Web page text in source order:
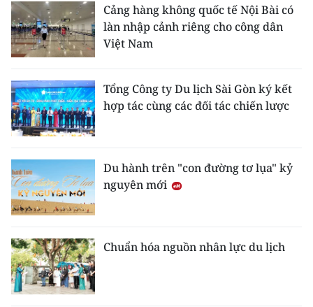
Cảng hàng không quốc tế Nội Bài có
làn nhập cảnh riêng cho công dân
Việt Nam
Tổng Công ty Du lịch Sài Gòn ký kết
hợp tác cùng các đối tác chiến lược
Du hành trên "con đường tơ lụa" kỷ
nguyên mới
Chuẩn hóa nguồn nhân lực du lịch